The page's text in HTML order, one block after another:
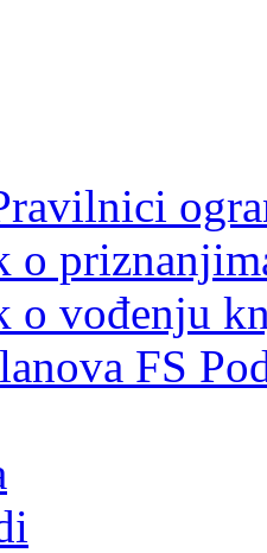
o
o vođenju
FS